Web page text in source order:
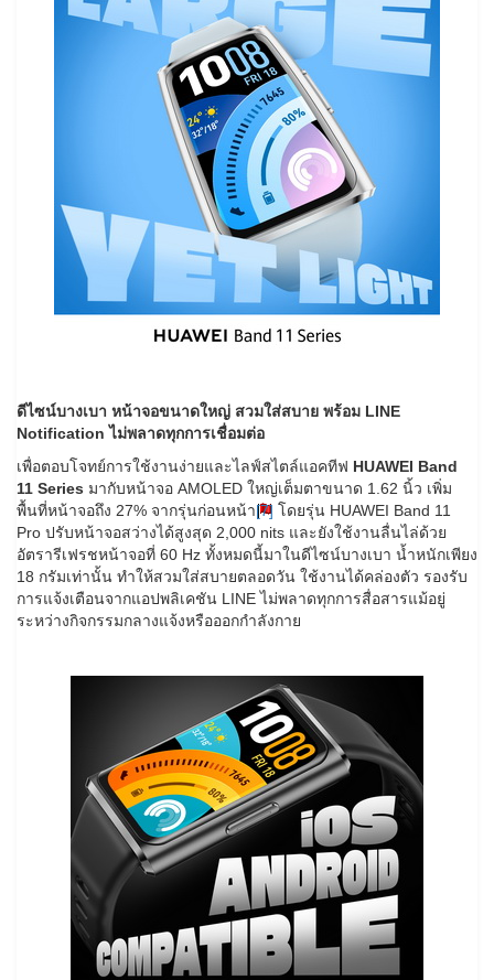
ดีไซน์บางเบา หน้าจอขนาดใหญ่ สวมใส่สบาย พร้อม LINE
Notificationไม่พลาดทุกการเชื่อมต่อ
เพื่อตอบโจทย์การใช้งานง่ายและไลฟ์สไตล์แอคทีฟ HUAWEI Band
11 Series มากับหน้าจอ AMOLED ใหญ่เต็มตาขนาด 1.62 นิ้ว เพิ่ม
พื้นที่หน้าจอถึง 27% จากรุ่นก่อนหน้า[7] โดยรุ่น HUAWEI Band 11
Pro ปรับหน้าจอสว่างได้สูงสุด 2,000 nits และยังใช้งานลื่นไล่ด้วย
อัตรารีเฟรชหน้าจอที่ 60 Hz ทั้งหมดนี้มาในดีไซน์บางเบา น้ำหนักเพียง
18 กรัมเท่านั้น ทำให้สวมใส่สบายตลอดวัน ใช้งานได้คล่องตัว รองรับ
การแจ้งเตือนจากแอปพลิเคชัน LINE ไม่พลาดทุกการสื่อสารแม้อยู่
ระหว่างกิจกรรมกลางแจ้งหรือออกกำลังกาย